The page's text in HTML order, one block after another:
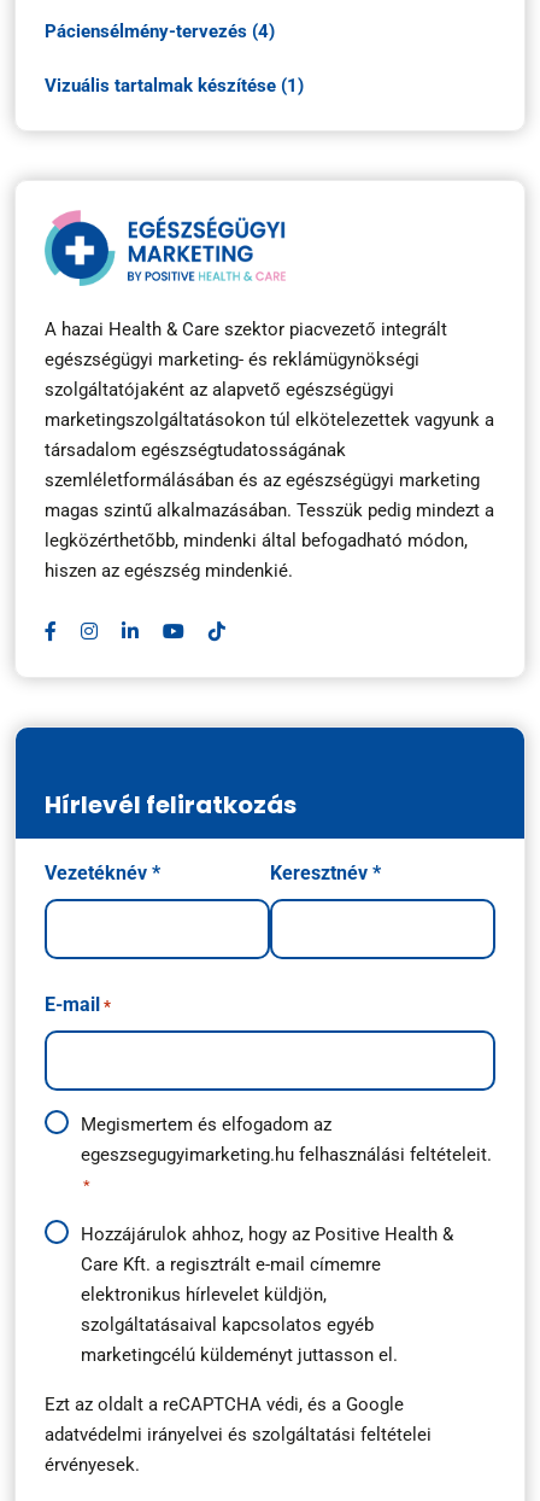
Páciensélmény-tervezés (4)
Vizuális tartalmak készítése (1)
A hazai Health & Care szektor piacvezető integrált
egészségügyi marketing- és reklámügynökségi
szolgáltatójaként az alapvető egészségügyi
marketingszolgáltatásokon túl elkötelezettek vagyunk a
társadalom egészségtudatosságának
szemléletformálásában és az egészségügyi marketing
magas szintű alkalmazásában. Tesszük pedig mindezt a
legközérthetőbb, mindenki által befogadható módon,
hiszen az egészség mindenkié.
Hírlevél feliratkozás
Név
*
Vezetéknév * Keresztnév *
E-mail *
Adatkezelési
útmutató
Megismertem és elfogadom az
egeszsegugyimarketing.hu felhasználási feltételeit.
*
Hírlevél
feliratkozás
Hozzájárulok ahhoz, hogy az Positive Health &
Care Kft. a regisztrált e-mail címemre
elektronikus hírlevelet küldjön,
szolgáltatásaival kapcsolatos egyéb
marketingcélú küldeményt juttasson el.
Ezt az oldalt a reCAPTCHA védi, és a Google
adatvédelmi irányelvei és szolgáltatási feltételei
érvényesek.